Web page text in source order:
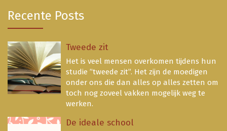
Recente Posts
Tweede zit
Het is veel mensen overkomen tijdens hun
studie ”tweede zit”. Het zijn de moedigen
onder ons die dan alles op alles zetten om
toch nog zoveel vakken mogelijk weg te
werken.
De ideale school